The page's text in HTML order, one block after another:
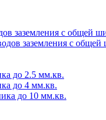
заземления с общей
заземления с общей
до 2.5 мм.кв.
до 4 мм.кв.
до 10 мм.кв.